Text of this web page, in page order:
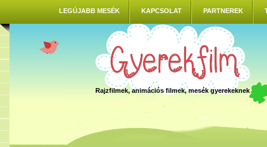
LEGÚJABB MESÉK KAPCSOLAT PARTNEREK
Rajzfilmek, animációs filmek, mesék gyerekeknek